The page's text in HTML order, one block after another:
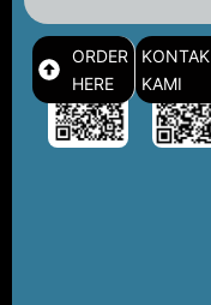
ORDER
HERE
KONTAK
KAMI